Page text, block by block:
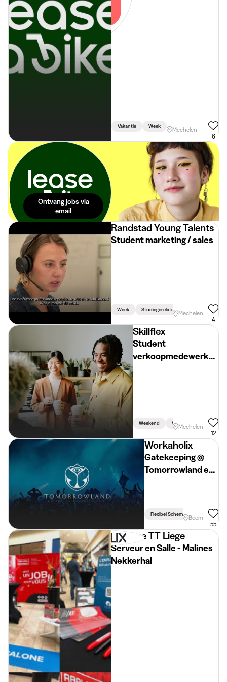
Vakantie Week
Mechelen
6
De beste
studentenjobs in
je mailbox. Dat is
pas eenvoudig!
Ontvang jobs via
email
Randstad Young Talents
Student marketing / sales
Week StudiegerelateerdMechelen
4
Skillflex
Student
verkoopmedewerker
SCHOTEN
Weekend Vakantie
Mechelen
12
Workaholix
Gatekeeping @
Tomorrowland en
Flexibel Schema Boom
55
Abalone TT Liege
Serveur en Salle - Malines
Nekkerhal